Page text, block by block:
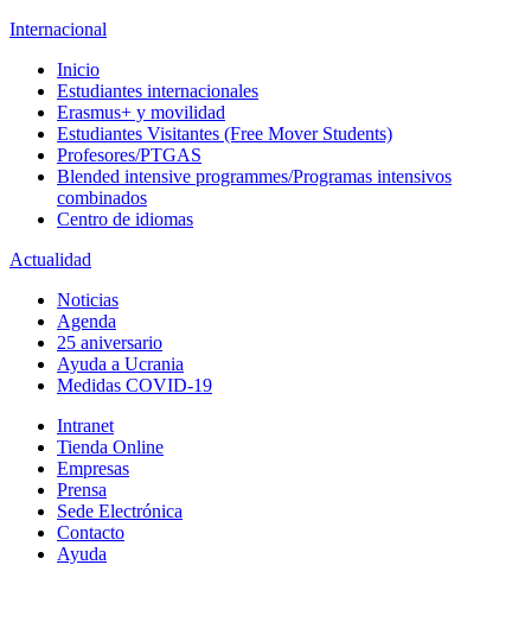
Internacional
Inicio
Estudiantes internacionales
Erasmus+ y movilidad
Estudiantes Visitantes (Free Mover Students)
Profesores/PTGAS
Blended intensive programmes/Programas intensivos
combinados
Centro de idiomas
Actualidad
Noticias
Agenda
25 aniversario
Ayuda a Ucrania
Medidas COVID-19
Intranet
Tienda Online
Empresas
Prensa
Sede Electrónica
Contacto
Ayuda